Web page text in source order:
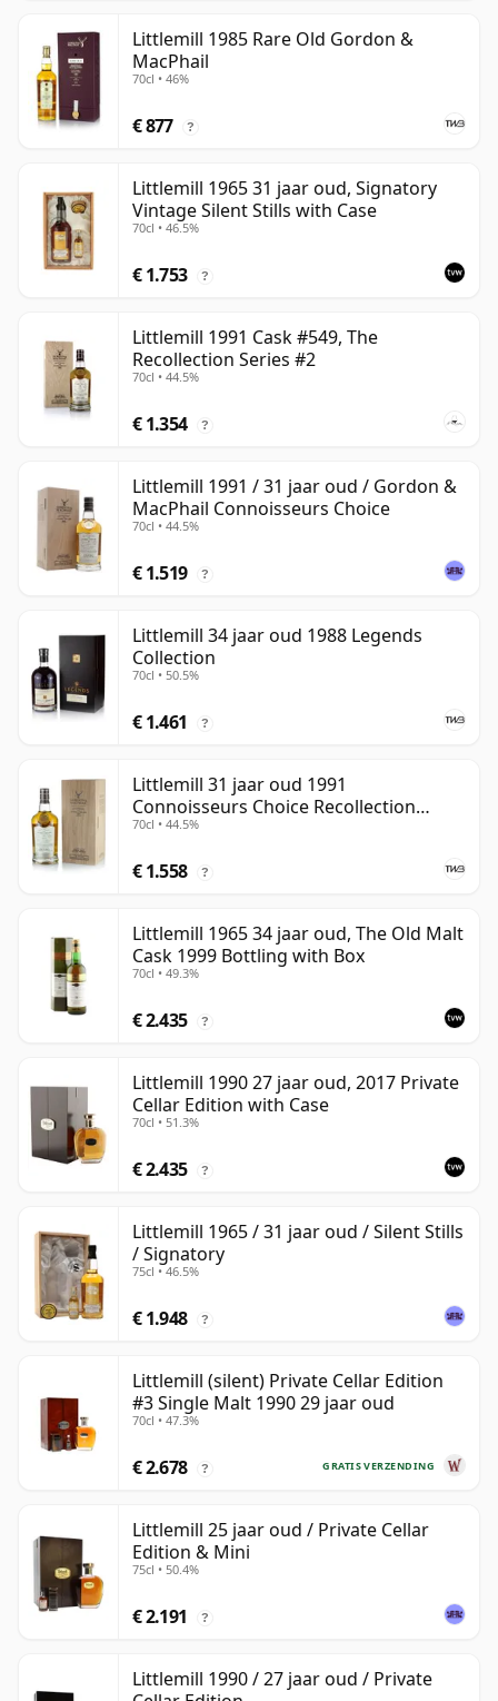
Littlemill 1985 Rare Old Gordon &
MacPhail
70cl • 46%
€ 877 ?
Littlemill 1965 31 jaar oud, Signatory
Vintage Silent Stills with Case
70cl • 46.5%
€ 1.753 ?
Littlemill 1991 Cask #549, The
Recollection Series #2
70cl • 44.5%
€ 1.354 ?
Littlemill 1991 / 31 jaar oud / Gordon &
MacPhail Connoisseurs Choice
70cl • 44.5%
€ 1.519 ?
Littlemill 34 jaar oud 1988 Legends
Collection
70cl • 50.5%
€ 1.461 ?
Littlemill 31 jaar oud 1991
Connoisseurs Choice Recollection
Series #2
70cl • 44.5%
€ 1.558 ?
Littlemill 1965 34 jaar oud, The Old Malt
Cask 1999 Bottling with Box
70cl • 49.3%
€ 2.435 ?
Littlemill 1990 27 jaar oud, 2017 Private
Cellar Edition with Case
70cl • 51.3%
€ 2.435 ?
Littlemill 1965 / 31 jaar oud / Silent Stills
/ Signatory
75cl • 46.5%
€ 1.948 ?
Littlemill (silent) Private Cellar Edition
#3 Single Malt 1990 29 jaar oud
70cl • 47.3%
GRATIS VERZENDING
€ 2.678 ?
Littlemill 25 jaar oud / Private Cellar
Edition & Mini
75cl • 50.4%
€ 2.191 ?
Littlemill 1990 / 27 jaar oud / Private